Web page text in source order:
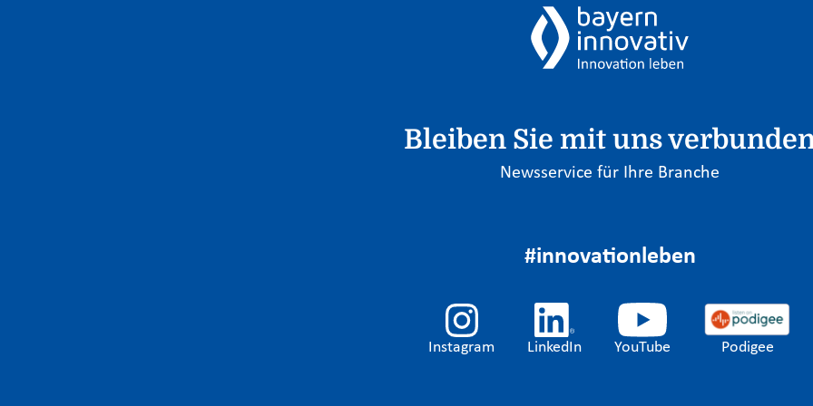
Bleiben Sie mit uns
Newsservice für Ihre Branche
#innovationleben
Instagram LinkedIn YouTube Podigee